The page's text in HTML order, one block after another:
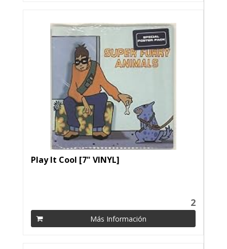
Play It Cool [7" VINYL]
2
Más Información